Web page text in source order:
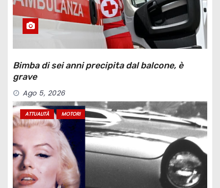
Bimba di sei anni precipita dal balcone, è
grave
Ago 5, 2026
ATTUALITÀ MOTORI